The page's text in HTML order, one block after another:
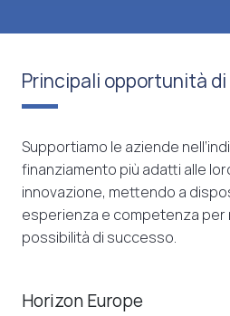
Principali opportunità
Supportiamo le aziende
finanziamento più adatti alle
innovazione, mettendo a
esperienza e competenza per
possibilità di successo.
Horizon Europe